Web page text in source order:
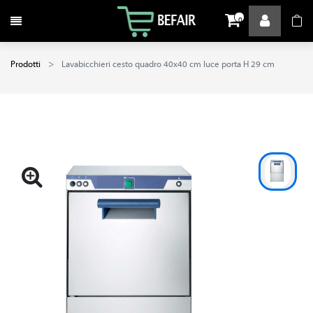
Attiva / disattiva la navigazione 0
Prodotti Lavabicchieri cesto quadro 40x40 cm luce porta H 29 cm